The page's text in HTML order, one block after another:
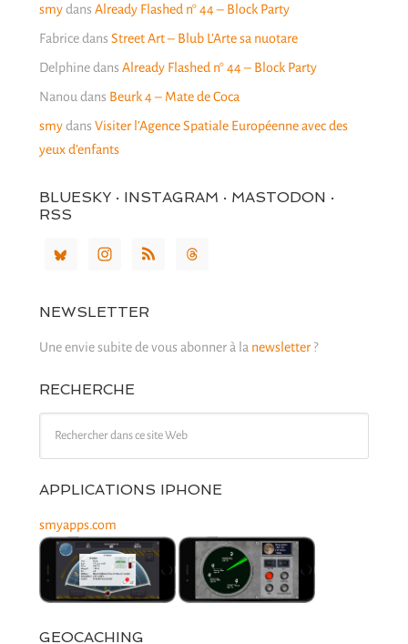
smydans Already Flashed n° 44 – Block Party
Fabricedans Street Art – Blub L’Arte sa nuotare
Delphinedans Already Flashed n° 44 – Block Party
Nanou dans Beurk 4 – Mate de Coca
smydans Visiter l’Agence Spatiale Européenne avec des
yeux d’enfants
BLUESKY · INSTAGRAM · MASTODON ·
RSS
NEWSLETTER
Une envie subite de vous abonner à la newsletter?
RECHERCHE
APPLICATIONS IPHONE
smyapps.com
GEOCACHING